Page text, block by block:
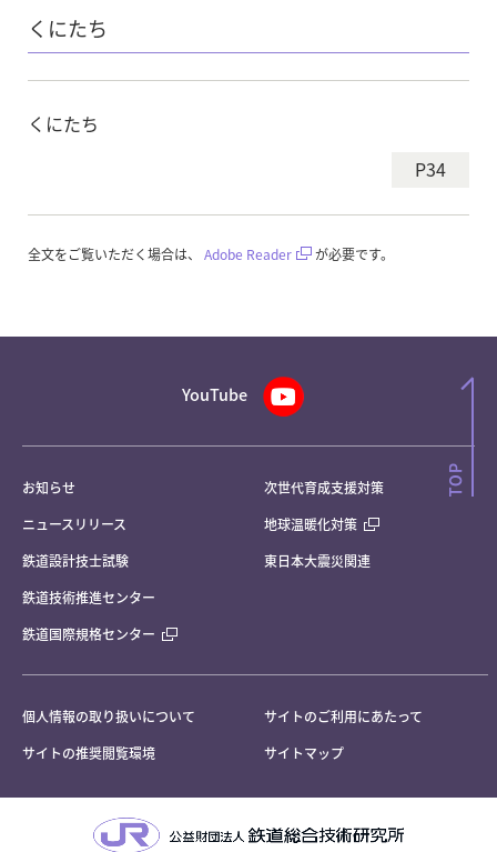
くにたち
くにたち
P34
全文をご覧いただく場合は、 Adobe Reader が必要です。
YouTube
お知らせ
ニュースリリース
鉄道設計技士試験
鉄道技術推進センター
鉄道国際規格センター
次世代育成支援対策
地球温暖化対策
東日本大震災関連
個人情報の取り扱いについて
サイトのご利用にあたって
サイトの推奨閲覧環境
サイトマップ